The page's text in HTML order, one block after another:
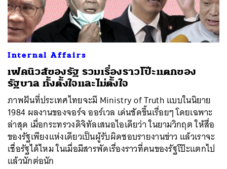
Internal Affairs
เฟคนิวส์ของรัฐ รวมเรื่องราวโป๊ะแตกของ
รัฐบาล ทั้งตั้งใจและไม่ตั้งใจ
ภาพฝันที่ประเทศไทยจะมี Ministry of Truth แบบในนิยาย
1984 ผลงานของจอร์จ ออร์เวล เด่นชัดขึ้นเรื่อยๆ โดยเฉพาะ
ล่าสุด เมื่อกระทรวงดิจิทัลเสนอไอเดียว่า ในยามวิกฤต ให้สื่อ
ของรัฐเพียงแห่งเดียวเป็นผู้รับผิดชอบรายงานข่าว แล้วเราจะ
เชื่อรัฐได้ไหม ในเมื่อมีสารพัดเรื่องราวที่คนของรัฐโป๊ะแตกไป
แล้วนักต่อนัก